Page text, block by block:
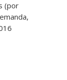
(por